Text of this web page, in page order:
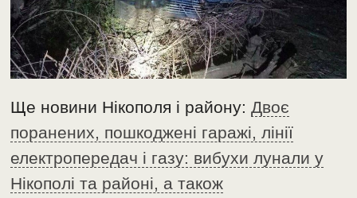
Ще новини Нікополя і району:Двоє
поранених, пошкоджені гаражі, лінії
електропередач і газу: вибухи лунали у
Нікополі та районі, а також